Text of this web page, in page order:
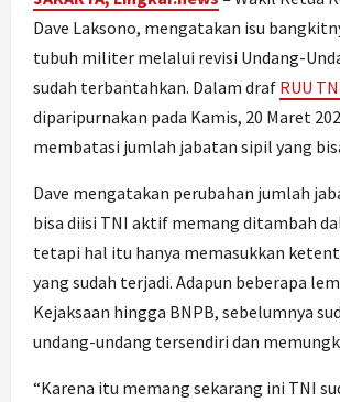
Dave Laksono, mengatakan isu
tubuh militer melalui revisi Undang-
sudah terbantahkan. Dalam draf RUU
diparipurnakan pada Kamis, 20 Maret
membatasi jumlah jabatan sipil yang
Dave mengatakan perubahan jumlah
bisa diisi TNI aktif memang ditambah
tetapi hal itu hanya memasukkan
yang sudah terjadi. Adapun beberapa
Kejaksaan hingga BNPB, sebelumnya
undang-undang tersendiri dan
“Karena itu memang sekarang ini TNI